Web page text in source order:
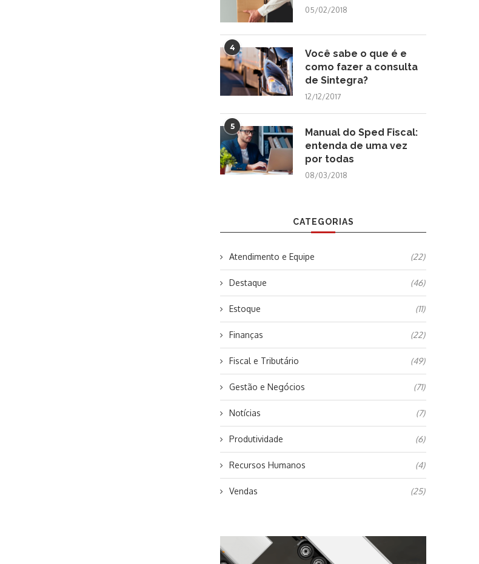
05/02/2018
4
Você sabe o que é e
como fazer a consulta
de Sintegra?
12/12/2017
5
Manual do Sped Fiscal:
entenda de uma vez
por todas
08/03/2018
CATEGORIAS
Atendimento e Equipe (22)
Destaque (46)
Estoque (11)
Finanças (22)
Fiscal e Tributário (49)
Gestão e Negócios (71)
Notícias (7)
Produtividade (6)
Recursos Humanos (4)
Vendas (25)